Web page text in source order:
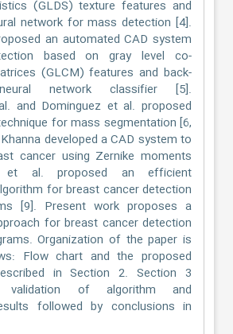
(GLDS) texture features and
network for mass detection [4].
an automated CAD system
based on gray level co-
(GLCM) features and back-
network classifier [5].
and Dominguez et al. proposed
for mass segmentation [6,
developed a CAD system to
cancer using Zernike moments
et al. proposed an efficient
for breast cancer detection
[9]. Present work proposes a
for breast cancer detection
Organization of the paper is
Flow chart and the proposed
in Section 2. Section 3
validation of algorithm and
followed by conclusions in